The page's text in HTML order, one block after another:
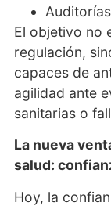
El objetivo no
regulación,
capaces de
agilidad ante
sanitarias o
La nueva
salud:
Hoy, la